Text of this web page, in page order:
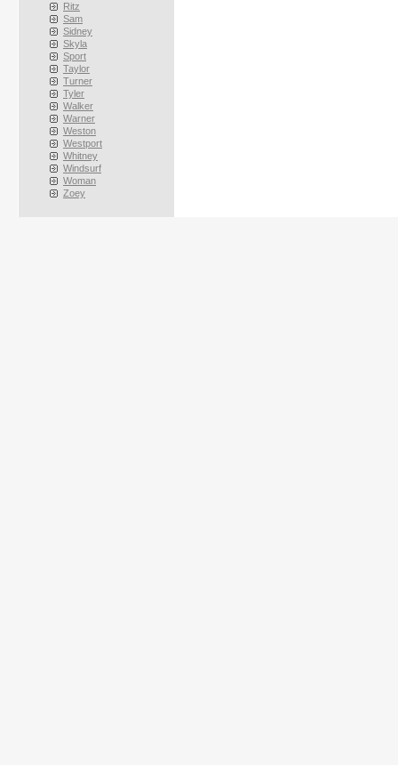
Ritz
Sam
Sidney
Skyla
Sport
Taylor
Turner
Tyler
Walker
Warner
Weston
Westport
Whitney
Windsurf
Woman
Zoey